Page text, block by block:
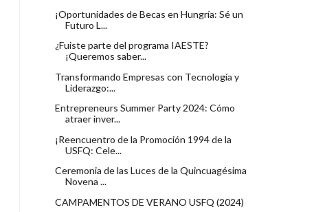
¡Oportunidades de Becas en Hungría: Sé un
Futuro L...
¿Fuiste parte del programa IAESTE?
¡Queremos saber...
Transformando Empresas con Tecnología y
Liderazgo:...
Entrepreneurs Summer Party 2024: Cómo
atraer inver...
¡Reencuentro de la Promoción 1994 de la
USFQ: Cele...
Ceremonia de las Luces de la Quincuagésima
Novena ...
CAMPAMENTOS DE VERANO USFQ (2024)